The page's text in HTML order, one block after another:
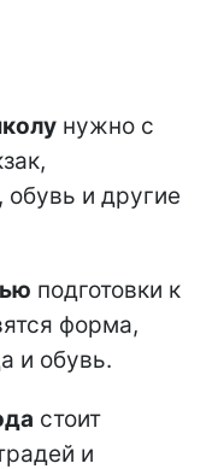
нужно с
и другие
подготовки к
форма,
и обувь.
стоит
и